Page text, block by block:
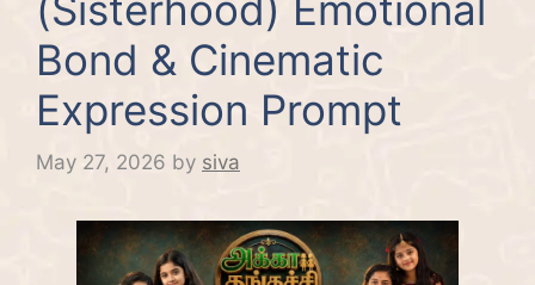
Bond & Cinematic
Expression Prompt
May 27, 2026 by siva